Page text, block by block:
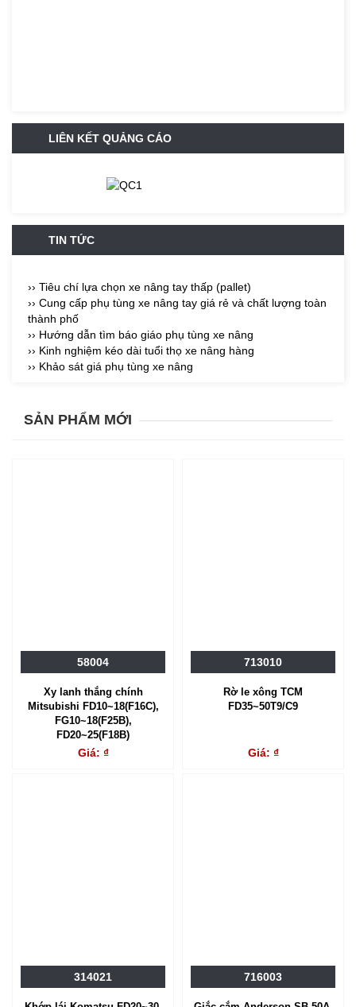
LIÊN KẾT QUẢNG CÁO
TIN TỨC
›› Tiêu chí lựa chọn xe nâng tay thấp (pallet)
›› Cung cấp phụ tùng xe nâng tay giá rẻ và chất lượng toàn
thành phố
›› Hướng dẫn tìm báo giáo phụ tùng xe nâng
›› Kinh nghiệm kéo dài tuổi thọ xe nâng hàng
›› Khảo sát giá phụ tùng xe nâng
SẢN PHẨM MỚI
58004
Xy lanh thắng chính
Mitsubishi FD10~18(F16C),
FG10~18(F25B),
FD20~25(F18B)
Giá: ₫
713010
Rờ le xông TCM
FD35~50T9/C9
Giá: ₫
314021 716003